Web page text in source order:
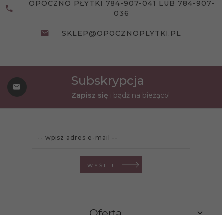
OPOCZNO PŁYTKI 784-907-041 LUB 784-907-
036
SKLEP@OPOCZNOPLYTKI.PL
Subskrypcja
Zapisz się i bądź na bieżąco!
WYŚLIJ